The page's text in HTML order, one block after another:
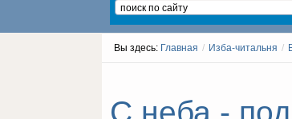
Вы здесь: Главная / Изба-читальня /